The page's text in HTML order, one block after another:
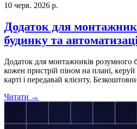
10 черв. 2026 р.
Додаток для
будинку та
Додаток для монтажників розумного
кожен пристрій піном на плані,
карті і передавай клієнту.
Читати →